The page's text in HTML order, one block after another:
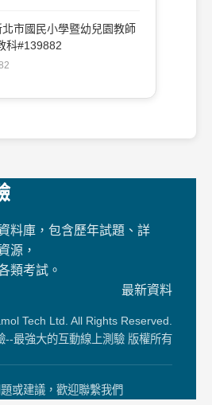
市國民小學暨幼兒園教師
科#139882
料庫，包含歷年試題、詳
源，
類考試。
最新資料
Tech Ltd. All Rights Reserved.
--最強大的互動線上測驗 版權所有
或建議，歡迎聯繫我們